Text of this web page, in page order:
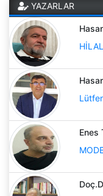
YAZARLAR
Enes